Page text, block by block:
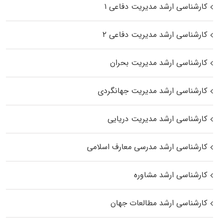
کارشناسی ارشد مدیریت دفاعی ۱
کارشناسی ارشد مدیریت دفاعی ۲
کارشناسی ارشد مدیریت بحران
کارشناسی ارشد مدیریت جهانگردی
کارشناسی ارشد مدیریت دریایی
کارشناسی ارشد مدرسی معارف اسلامی
کارشناسی ارشد مشاوره
کارشناسی ارشد مطالعات جهان